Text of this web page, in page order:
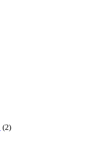
(2)